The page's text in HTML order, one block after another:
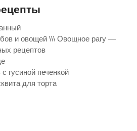
и овощей \\\ Овощное рагу —
рецептов
гусиной печенкой
для торта